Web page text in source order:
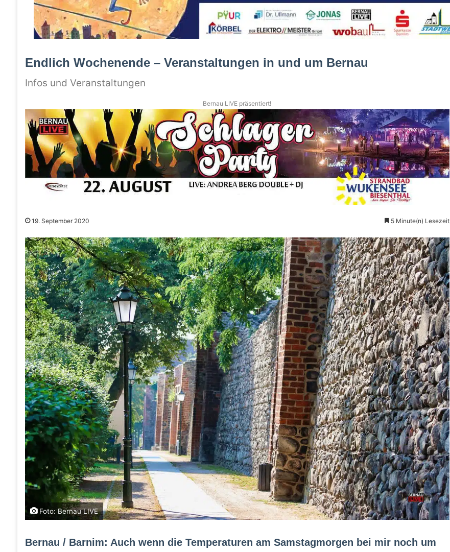
Endlich Wochenende – Veranstaltungen in und um Bernau
Infos und Veranstaltungen
Bernau LIVE präsentiert!
19. September 2020 5 Minute(n) Lesezeit
Foto: Bernau LIVE
Bernau / Barnim: Auch wenn die Temperaturen am Samstagmorgen bei mir noch um